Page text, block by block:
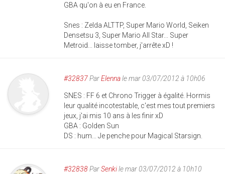
GBA qu'on à eu en France.
Snes : Zelda ALTTP, Super Mario World, Seiken
Densetsu 3, Super Mario All Star... Super
Metroid... laisse tomber, j'arrête xD !
#32837ParElennale mar 03/07/2012 à 10h06
SNES : FF 6 et Chrono Trigger à égalité. Hormis
leur qualité incotestable, c'est mes tout premiers
jeux, j'ai mis 10 ans à les finir xD
GBA : Golden Sun
DS : hum... Je penche pour Magical Starsign.
#32838ParSenkile mar 03/07/2012 à 10h10